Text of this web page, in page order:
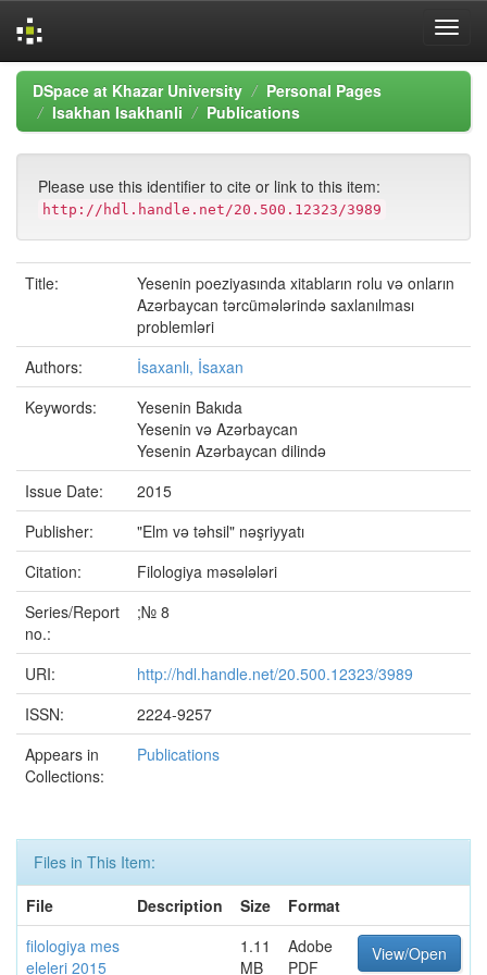
Skip
navigation
DSpace at Khazar University
Personal Pages
Isakhan Isakhanli
Publications
Please use this identifier to cite or link to this item:
http://hdl.handle.net/20.500.12323/3989
Title:
Yesenin poeziyasında xitabların rolu və onların
Azərbaycan tərcümələrində saxlanılması
problemləri
Authors:
İsaxanlı, İsaxan
Keywords:
Yesenin Bakıda
Yesenin və Azərbaycan
Yesenin Azərbaycan dilində
Issue Date:
2015
Publisher:
"Elm və təhsil" nəşriyyatı
Citation:
Filologiya məsələləri
Series/Report
no.:
;№ 8
URI:
http://hdl.handle.net/20.500.12323/3989
ISSN:
2224-9257
Appears in
Collections:
Publications
Files in This Item:
File
Description Size
Format
filologiya mes
eleleri 2015
1.11
MB
Adobe
PDF
View/Open